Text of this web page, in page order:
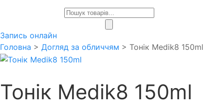
Products
Запись онлайн
Головна > Догляд за обличчям > Тонік Medik8 150ml
Тонік Medik8 150ml